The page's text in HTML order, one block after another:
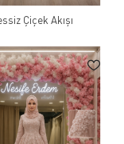
Çiçek Akışı